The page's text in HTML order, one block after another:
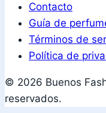
Contacto
Guía de
Términos de
Política de
© 2026 Buenos
reservados.